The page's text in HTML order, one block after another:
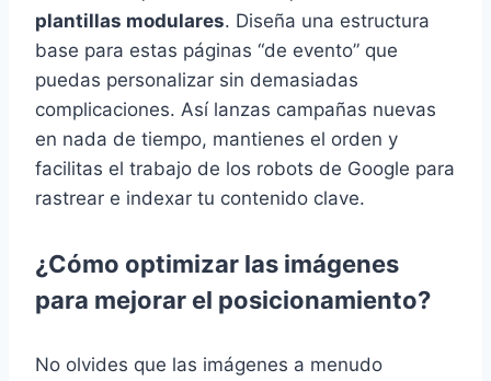
plantillas modulares. Diseña una estructura
base para estas páginas “de evento” que
puedas personalizar sin demasiadas
complicaciones. Así lanzas campañas nuevas
en nada de tiempo, mantienes el orden y
facilitas el trabajo de los robots de Google para
rastrear e indexar tu contenido clave.
¿Cómo optimizar las imágenes
para mejorar el posicionamiento?
No olvides que las imágenes a menudo